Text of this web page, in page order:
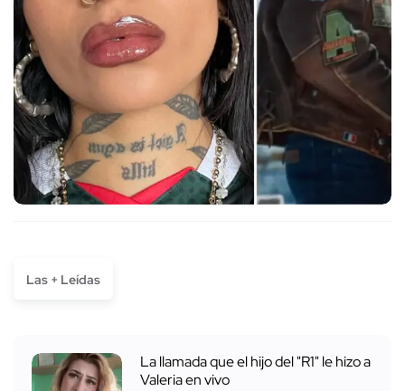
Las + Leídas
La llamada que el hijo del "R1" le hizo a
Valeria en vivo